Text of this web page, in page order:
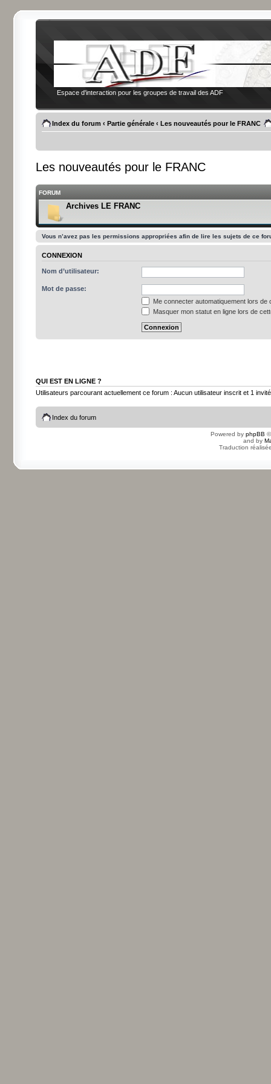
Espace d'interaction pour les groupes de travail des ADF
Index du forum ‹ Partie générale ‹ Les nouveautés pour le FRANC
Les nouveautés pour le FRANC
FORUM
Archives LE FRANC
Vous n’avez pas les permissions appropriées afin de lire les sujets de ce
CONNEXION
Nom d’utilisateur:
Mot de passe:
Me connecter automatiquement lors de
Masquer mon statut en ligne lors de
QUI EST EN LIGNE ?
Utilisateurs parcourant actuellement ce forum : Aucun utilisateur inscrit et 1 invité
Index du forum
Powered by phpBB
and by
Traduction